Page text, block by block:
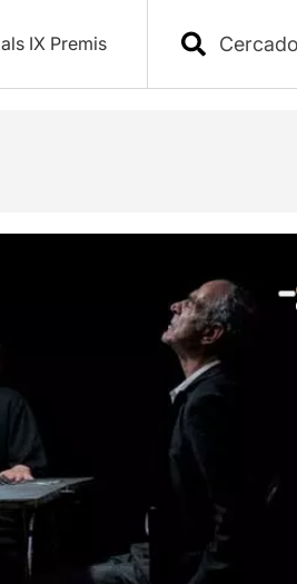
IX Premis